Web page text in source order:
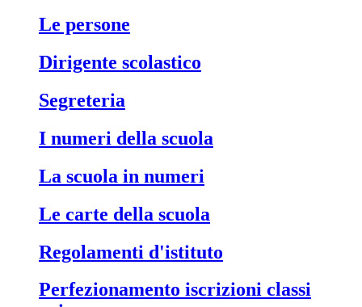
le persone
dirigente scolastico
segreteria
i numeri della scuola
la scuola in numeri
le carte della scuola
regolamenti d'istituto
perfezionamento iscrizioni classi